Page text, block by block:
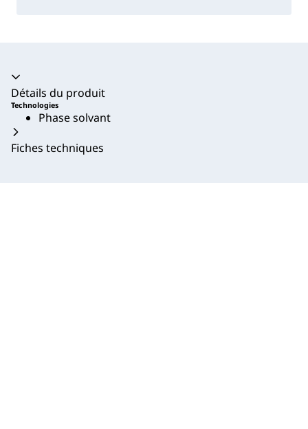
Accordéon fermé
Détails du produit
Technologies
Phase solvant
Fiches techniques